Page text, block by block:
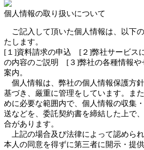
個人情報の取り扱いについて
ご記入して頂いた個人情報は、以下
たします。
[１]資料請求の申込 [２]弊社サービス
の内容のご説明 [３]弊社の各種情報や
案内。
個人情報は、弊社の個人情報保護方
基づき、厳重に管理をしています。ま
めに必要な範囲内で、個人情報の収集
送などを、委託契約書を締結した上で
合があります。
上記の場合及び法律によって認めら
本人の同意を得ずに第三者に開示・提